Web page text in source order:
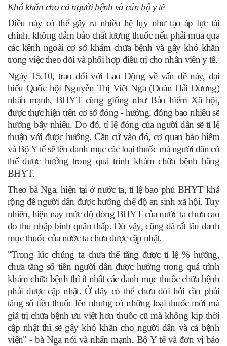
Khó khăn cho cả người bệnh và cán bộ y tế
Điều này có thể gây ra nhiều hệ lụy như tạo áp lực tài
chính, không đảm bảo chất lượng thuốc nếu phải mua qua
các kênh ngoài cơ sở khám chữa bệnh và gây khó khăn
trong việc theo dõi và phối hợp điều trị cho nhân viên y tế.
Ngày 15.10, trao đổi với Lao Động về vấn đề này, đại
biểu Quốc hội Nguyễn Thị Việt Nga (Đoàn Hải Dương)
nhấn mạnh, BHYT cũng giống như Bảo hiểm Xã hội,
được thực hiện trên cơ sở đóng - hưởng, đóng bao nhiêu sẽ
hưởng bấy nhiêu. Do đó, tỉ lệ đóng của người dân sẽ tỉ lệ
thuận với được hưởng. Căn cứ vào đó, cơ quan bảo hiểm
và Bộ Y tế sẽ lên danh mục các loại thuốc mà người dân có
thể được hưởng trong quá trình khám chữa bệnh bằng
BHYT.
Theo bà Nga, hiện tại ở nước ta, tỉ lệ bao phủ BHYT khá
rộng để người dân được hưởng chế độ an sinh xã hội. Tuy
nhiên, hiện nay mức độ đóng BHYT của nước ta chưa cao
do thu nhập bình quân thấp. Dù vậy, cũng đã rất lâu danh
mục thuốc của nước ta chưa được cập nhật.
"Trong lúc chúng ta chưa thể tăng được tỉ lệ % hưởng,
chưa tăng số tiền người dân được hưởng trong quá trình
khám chữa bệnh thì ít nhất các danh mục thuốc chữa bệnh
phải được cập nhật. Ở đây có thể chưa đòi hỏi cần phải
tăng số tiền thuốc lên nhưng có những loại thuốc mới mà
giá trị chữa bệnh ưu việt hơn thuốc cũ mà không kịp thời
cập nhật thì sẽ gây khó khăn cho người dân và cả bệnh
viện" - bà Nga nói và nhấn mạnh, Bộ Y tế và đơn vị bảo